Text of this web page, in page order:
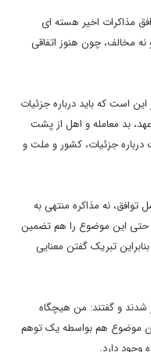
مذاکرات اخیر هسته ای
مخالف، چون هنوز اتفاقی
است که باید درباره جزئیات
بد معامله و اهل از پشت
جزئیات، کشور و ملت و
توافق، نه مذاکره منتهی به
حتی این موضوع را هم تضمین
تبریک گفتن معنایی
شدند و گفتند: من هیچگاه
موضوع هم بواسطه یک توهم
وجود دارد.